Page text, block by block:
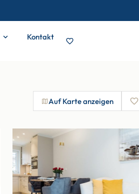
Kontakt
Auf Karte anzeigen